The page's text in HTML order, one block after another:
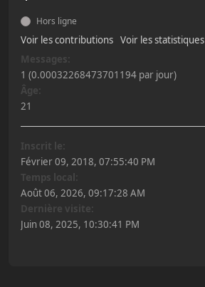
Hors ligne
Voir les contributions Voir les statistiques
Messages:
1 (0.00032268473701194 par jour)
Âge:
21
Inscrit le:
Février 09, 2018, 07:55:40 PM
Temps local:
Août 06, 2026, 09:17:28 AM
Dernière visite:
Juin 08, 2025, 10:30:41 PM